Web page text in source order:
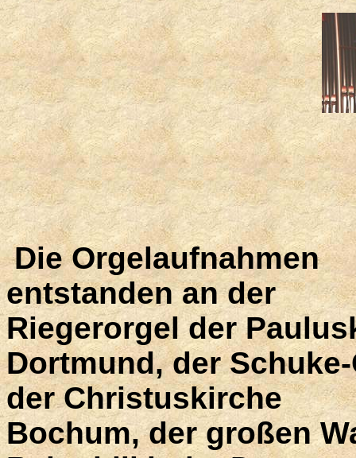
Die Orgelaufnahmen
entstanden an der
Riegerorgel der
Dortmund, der
der Christuskirche
Bochum, der großen